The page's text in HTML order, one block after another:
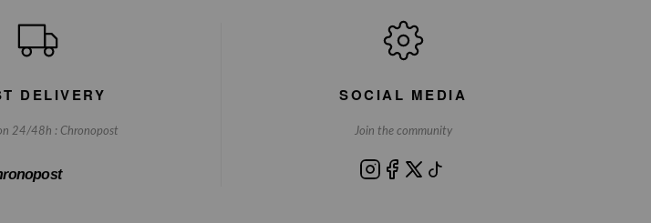
DELIVERY
24/48h : Chronopost
SOCIAL MEDIA
Join the community